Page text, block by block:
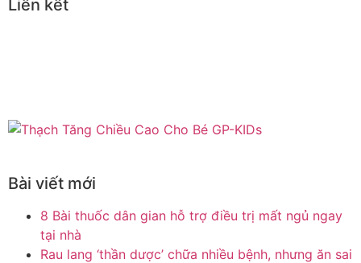
Liên kết
Bài viết mới
8 Bài thuốc dân gian hỗ trợ điều trị mất ngủ ngay
tại nhà
Rau lang ‘thần dược’ chữa nhiều bệnh, nhưng ăn sai